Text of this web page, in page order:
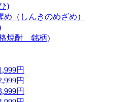
)
め（しんきのめざめ）
焼酎 銘柄)
円
円
円